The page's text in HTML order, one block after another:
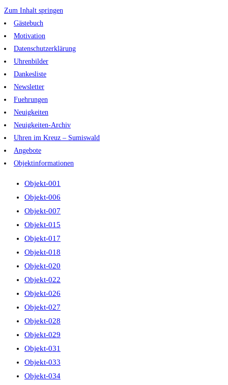
Zum Inhalt springen
Gästebuch
Motivation
Datenschutzerklärung
Uhrenbilder
Dankesliste
Newsletter
Fuehrungen
Neuigkeiten
Neuigkeiten-Archiv
Uhren im Kreuz – Sumiswald
Angebote
Objektinformationen
Objekt-001
Objekt-006
Objekt-007
Objekt-015
Objekt-017
Objekt-018
Objekt-020
Objekt-022
Objekt-026
Objekt-027
Objekt-028
Objekt-029
Objekt-031
Objekt-033
Objekt-034